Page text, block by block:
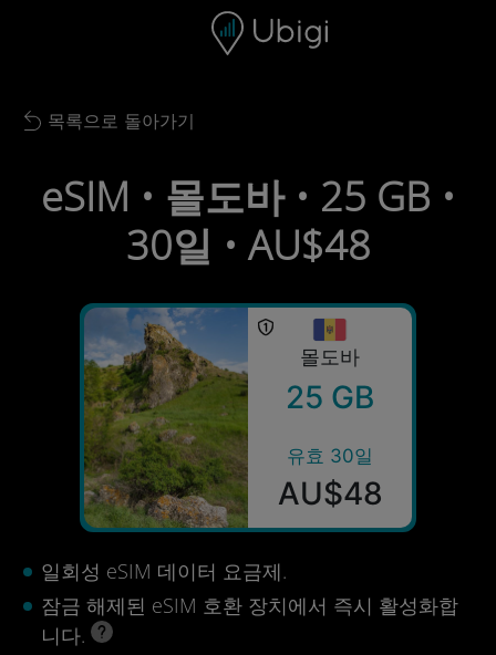
내비게이션 바 하단
Back to list
목록으로 돌아가기
eSIM • 몰도바 • 25 GB •
30일 • AU$48
몰도바
25 GB
유효 30일
AU$48
일회성 eSIM 데이터 요금제.
잠금 해제된 eSIM 호환 장치에서 즉시 활성화합
니다.